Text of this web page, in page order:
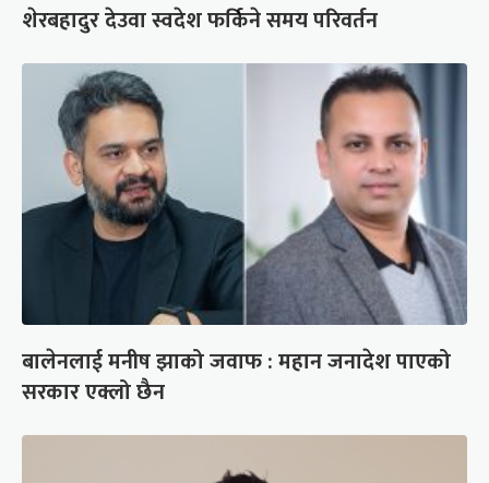
शेरबहादुर देउवा स्वदेश फर्किने समय परिवर्तन
बालेनलाई मनीष झाको जवाफ : महान जनादेश पाएको
सरकार एक्लो छैन